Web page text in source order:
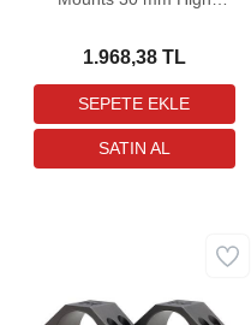
Ayağı
1.968,38 TL